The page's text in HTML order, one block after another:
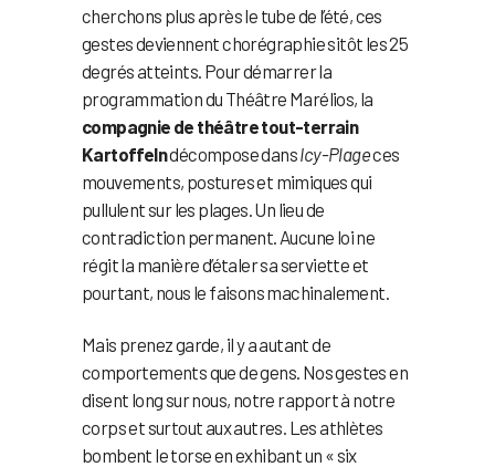
cherchons plus après le tube de l’été, ces
gestes deviennent chorégraphie sitôt les 25
degrés atteints. Pour démarrer la
programmation du Théâtre Marélios, la
compagnie de théâtre tout-terrain
Kartoffelndécompose dansIcy-Plageces
mouvements, postures et mimiques qui
pullulent sur les plages. Un lieu de
contradiction permanent. Aucune loi ne
régit la manière d’étaler sa serviette et
pourtant, nous le faisons machinalement.
Mais prenez garde, il y a autant de
comportements que de gens. Nos gestes en
disent long sur nous, notre rapport à notre
corps et surtout aux autres. Les athlètes
bombent le torse en exhibant un « six